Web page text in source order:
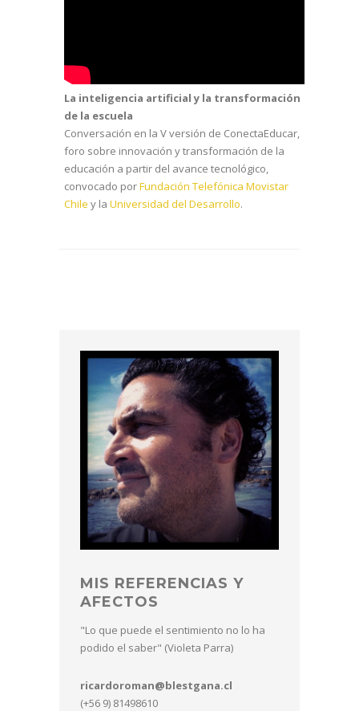
La inteligencia artificial y la transformación
de la escuela
Conversación en la V versión de ConectaEducar,
foro sobre innovación y transformación de la
educación a partir del avance tecnológico,
convocado porFundación Telefónica Movistar
Chile y la Universidad del Desarrollo.
MIS REFERENCIAS Y
AFECTOS
"Lo que puede el sentimiento no lo ha
podido el saber" (Violeta Parra)
ricardoroman@blestgana.cl
(+56 9) 81498610